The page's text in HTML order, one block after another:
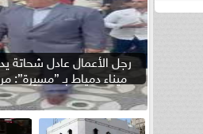
رجل الأعمال عادل شحاتة
ميناء دمياط بـ ”مسيرة”: